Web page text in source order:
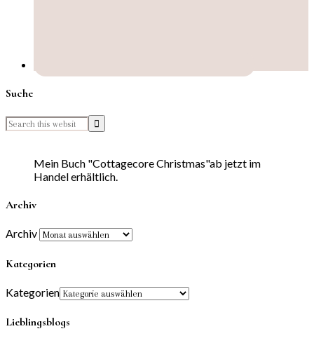
Suche
Mein Buch "Cottagecore Christmas"ab jetzt im
Handel erhältlich.
Archiv
Archiv
Kategorien
Kategorien
Lieblingsblogs